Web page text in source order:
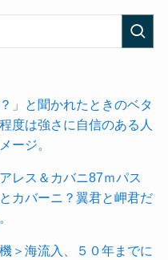
」と聞かれたときのベタ
度は強さに自信のある人
ージ。
レス＆カバニ87ｍパス
カバーニ？翼君と岬君だ
＞海流入、５０年までに